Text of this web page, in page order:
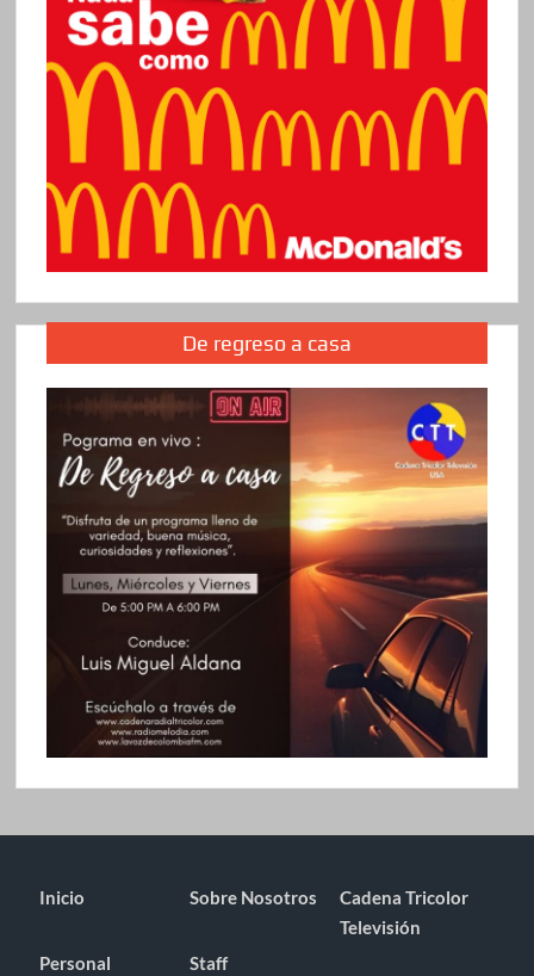
De regreso a casa
Inicio Sobre Nosotros
Cadena Tricolor
Televisión
Personal
Staff